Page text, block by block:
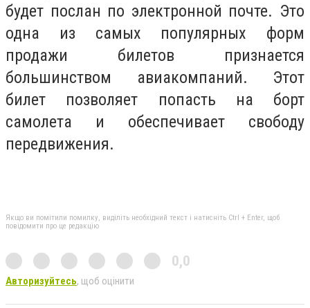
будет послан по электронной почте. Это
одна из самых популярных форм
продажи билетов признается
большинством авиакомпаний. Этот
билет позволяет попасть на борт
самолета и обеспечивает свободу
передвижения.
Якщо ви помітили помилку, виділіть необхідний текст і натисніть Ctrl + Enter, щоб
повідомити про це редакцію
0,0
Авторизуйтесь, щоб оцінити